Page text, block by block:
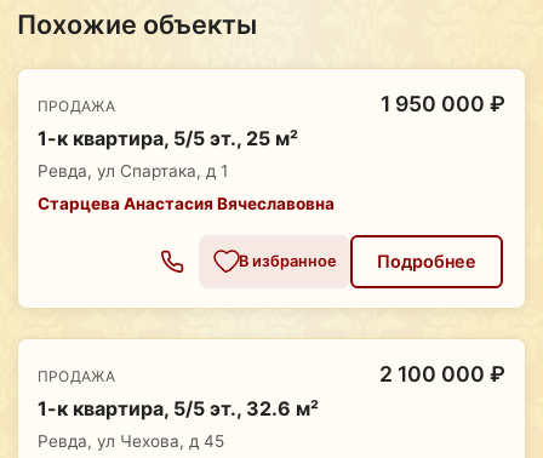
Похожие объекты
ПРОДАЖА 1 950 000 ₽
1-к квартира, 5/5 эт., 25 м²
Ревда, ул Спартака, д 1
Старцева Анастасия Вячеславовна
В избранное Подробнее
ПРОДАЖА 2 100 000 ₽
1-к квартира, 5/5 эт., 32.6 м²
Ревда, ул Чехова, д 45